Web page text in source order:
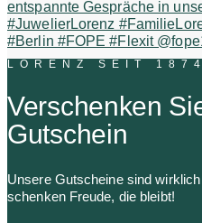
LORENZ SEIT 1874
Verschenken
Gutschein
Unsere Gutscheine sind
schenken Freude, die bleibt!